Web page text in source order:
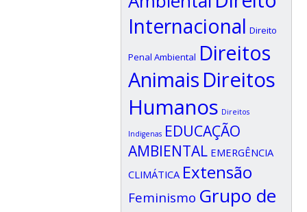
Internacional Direito
Penal Ambiental Direitos
Animais Direitos
Humanos Direitos
Indigenas EDUCAÇÃO
AMBIENTAL EMERGÊNCIA
CLIMÁTICA Extensão
Feminismo Grupo de